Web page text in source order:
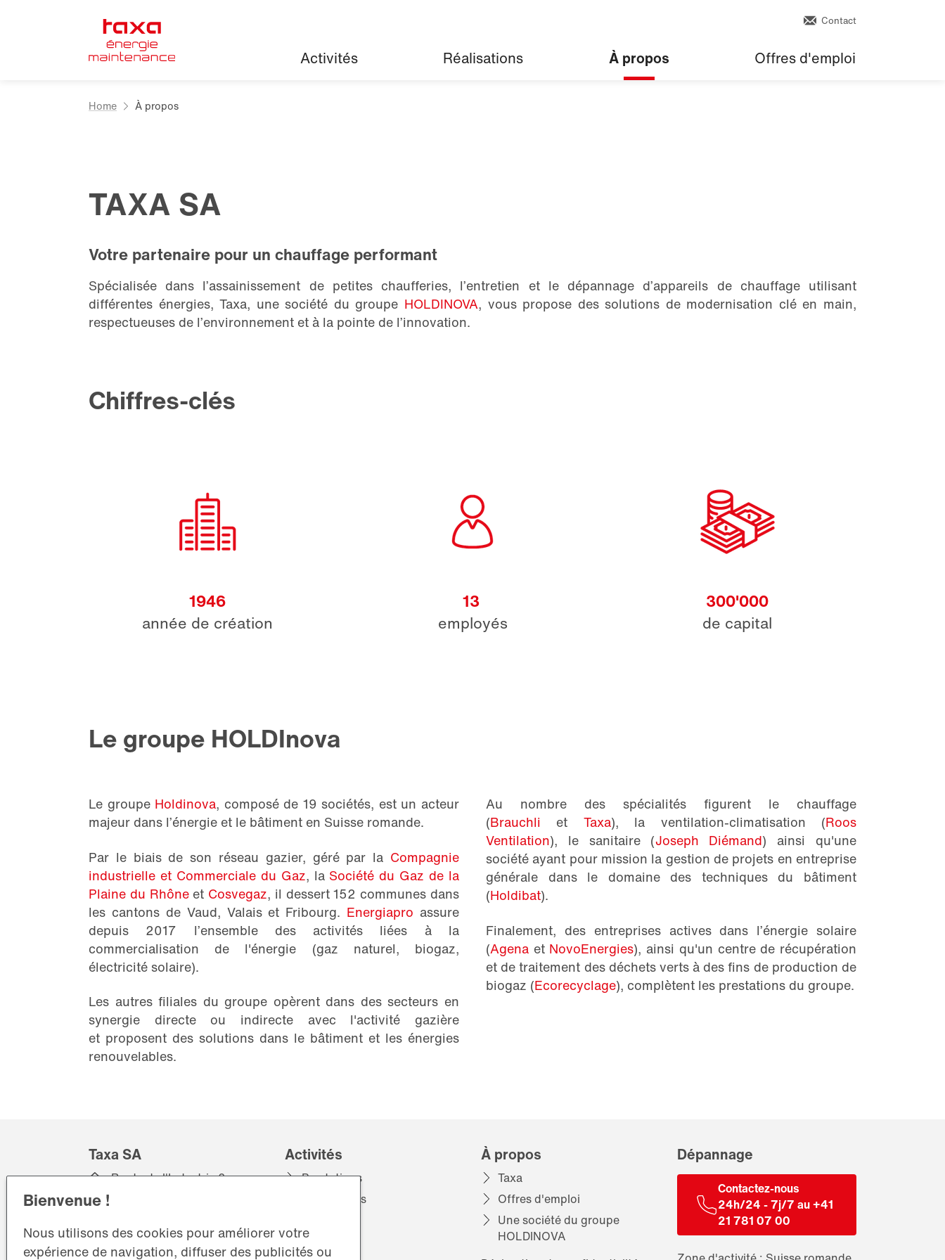
Contact
Activités Réalisations À propos Offres d'emploi
Home À propos
TAXA SA
Votre partenaire pour un chauffage performant
Spécialisée dans l’assainissement de petites chaufferies, l’entretien et le dépannage d’appareils de chauffage utilisant
différentes énergies, Taxa, une société du groupe HOLDINOVA, vous propose des solutions de modernisation clé en main,
respectueuses de l’environnement et à la pointe de l’innovation.
Chiffres-clés
1946
année de création
13
employés
300'000
de capital
Le groupe HOLDInova
Le groupe Holdinova, composé de 19 sociétés, est un acteur
majeur dans l’énergie et le bâtiment en Suisse romande.
Par le biais de son réseau gazier, géré par la Compagnie
industrielle et Commerciale du Gaz, la Société du Gaz de la
Plaine du Rhôneet Cosvegaz, il dessert 152 communes dans
les cantons de Vaud, Valais et Fribourg. Energiapro assure
depuis 2017 l’ensemble des activités liées à la
commercialisation de l'énergie (gaz naturel, biogaz,
électricité solaire).
Les autres filiales du groupe opèrent dans des secteurs en
synergie directe ou indirecte avec l'activité gazière
et proposent des solutions dans le bâtiment et les énergies
renouvelables.
Au nombre des spécialités figurent le chauffage
(Brauchli et Taxa), la ventilation-climatisation (Roos
Ventilation), le sanitaire (Joseph Diémand) ainsi qu'une
société ayant pour mission la gestion de projets en entreprise
générale dans le domaine des techniques du bâtiment
(Holdibat).
Finalement, des entreprises actives dans l’énergie solaire
(Agena et NovoEnergies), ainsi qu'un centre de récupération
et de traitement des déchets verts à des fins de production de
biogaz (Ecorecyclage), complètent les prestations du groupe.
Taxa SA
Route de l'Industrie 2
info@taxa.ch
Activités
Prestations
Réalisations
À propos
Taxa
Offres d'emploi
Une société du groupe
HOLDINOVA
Dépannage
Contactez-nous
24h/24 - 7j/7 au +41
21 781 07 00
Bienvenue !
Nous utilisons des cookies pour améliorer votre
expérience de navigation, diffuser des publicités ou